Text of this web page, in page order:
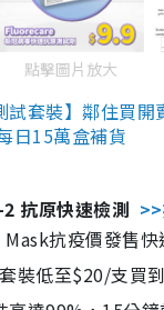
點擊圖片放大
試套裝】鄰住買開
日15萬盒補貨
抗原快速檢測
抗疫價發售
裝低至$20/支買